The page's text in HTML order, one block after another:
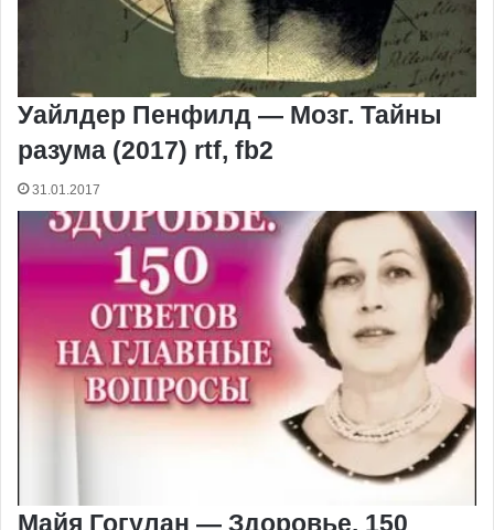
Уайлдер Пенфилд — Мозг. Тайны
разума (2017) rtf, fb2
31.01.2017
Майя Гогулан — Здоровье. 150